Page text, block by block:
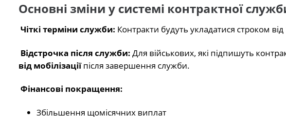
Основні зміни у системі контрактної
Чіткі терміни служби: Контракти будуть укладатися строком від
Відстрочка після служби: Для військових, які підпишуть
від мобілізаціїпісля завершення служби.
Фінансові покращення:
Збільшення щомісячних виплат